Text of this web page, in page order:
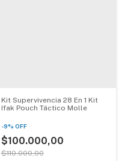
Kit Supervivencia 28 En 1 Kit
Ifak Pouch Táctico Molle
-9% OFF
$100.000,00
$110.000,00